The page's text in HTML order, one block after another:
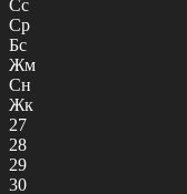
Сс
Ср
Бс
Жм
Сн
Жк
27
28
29
30